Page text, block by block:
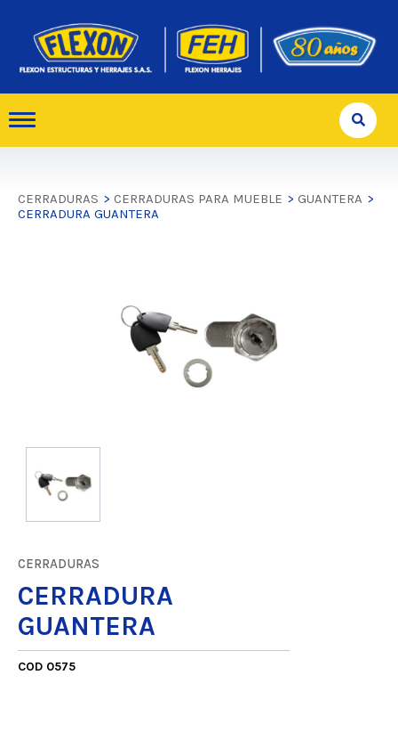
CERRADURAS > CERRADURAS PARA MUEBLE > GUANTERA >
CERRADURA GUANTERA
CERRADURAS
CERRADURA
GUANTERA
COD 0575